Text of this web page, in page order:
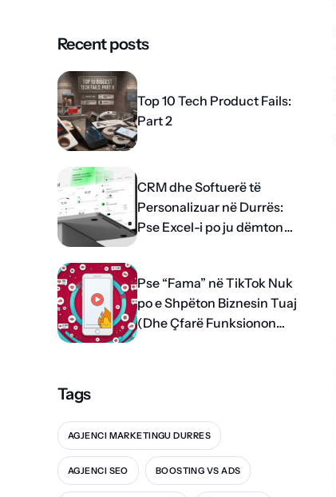
Recent posts
Top 10 Tech Product Fails:
Part 2
CRM dhe Softuerë të
Personalizuar në Durrës:
Pse Excel-i po ju dëmton
Pse “Fama” në TikTok Nuk
po e Shpëton Biznesin Tuaj
(Dhe Çfarë Funksionon
Tags
AGJENCI MARKETINGU DURRES
AGJENCI SEO BOOSTING VS ADS